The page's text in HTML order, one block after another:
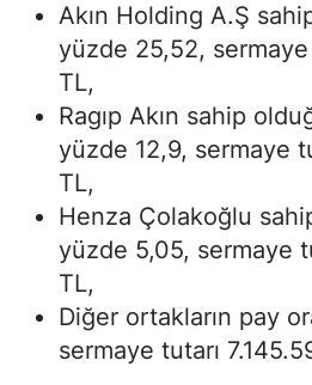
Akın Holding A.Ş
yüzde 25,52,
TL,
Ragıp Akın sahip
yüzde 12,9, sermaye
TL,
Henza Çolakoğlu
yüzde 5,05, sermaye
TL,
Diğer ortakların pay
sermaye tutarı